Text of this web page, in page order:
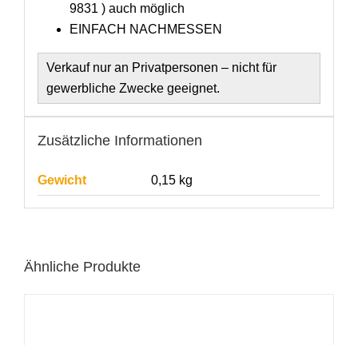
9831 ) auch möglich
EINFACH NACHMESSEN
Verkauf nur an Privatpersonen – nicht für
gewerbliche Zwecke geeignet.
Zusätzliche Informationen
Gewicht 0,15 kg
Ähnliche Produkte